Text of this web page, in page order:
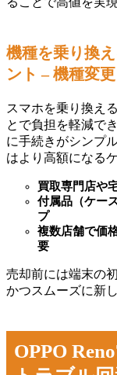
機種を乗り換
ント – 機種変
スマホを乗り換え
とで負担を軽減で
に手続きがシンプ
はより高額になる
買取専門店や
付属品（ケー
プ
複数店舗で価
要
売却前には端末の
かつスムーズに新
OPPO